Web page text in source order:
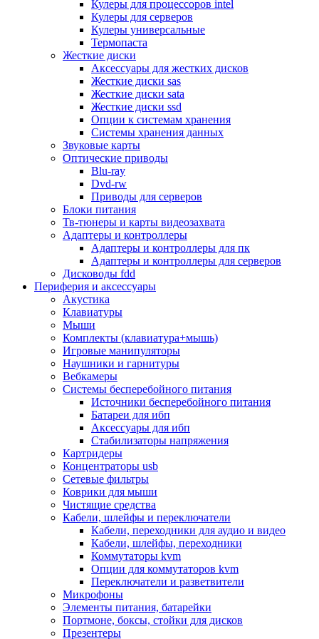
Микрофоны
Элементы питания, батарейки
Портмоне, боксы, стойки для дисков
Презентеры
Виртуальные очки
Аксессуары и опции для ноутбуков
Клавиатуры для ноутбуков
Сумки
Адаптеры и зарядные устройства
Подставки
Док станции, порт репликаторы
Батареи
Разное
Носители информации
Внешние жесткие диски
Карты памяти
Оптические носители
Blu-ray
Cd-r
Cd-rw
Dvd-r
Dvdrw
Серверы
Программное обеспечение
Операционные системы
Антивирусное по
Офисные приложения
Неттопы, тонкие клиенты, платформы nuc
Микрокомпьютеры
Опции для компьютеров
Бытовая техника
Кухонная техника
Блендеры, измельчители
Блинницы
Вакуумные упаковщики
Весы кухонные
Гриль
Дистилляторы
Йогуртницы
Кофеварки и кофемашины
Кофемолки
Кухонные комбайны
Ломтерезки
Микроволновые печи
Миксеры
Мини-печи
Мойки
Мультиварки
Кулеры для процессоров intel
Кулеры для серверов
Кулеры универсальные
Термопаста
Жесткие диски
Аксессуары для жестких дисков
Жесткие диски sas
Жесткие диски sata
Жесткие диски ssd
Опции к системам хранения
Системы хранения данных
Звуковые карты
Оптические приводы
Blu-ray
Dvd-rw
Приводы для серверов
Блоки питания
Тв-тюнеры и карты видеозахвата
Адаптеры и контроллеры
Адаптеры и контроллеры для пк
Адаптеры и контроллеры для серверов
Дисководы fdd
Периферия и аксессуары
Акустика
Клавиатуры
Мыши
Комплекты (клавиатура+мышь)
Игровые манипуляторы
Наушники и гарнитуры
Вебкамеры
Системы бесперебойного питания
Источники бесперебойного питания
Батареи для ибп
Аксессуары для ибп
Стабилизаторы напряжения
Картридеры
Концентраторы usb
Сетевые фильтры
Коврики для мыши
Чистящие средства
Кабели, шлейфы и переключатели
Кабели, переходники для аудио и видео
Кабели, шлейфы, переходники
Коммутаторы kvm
Опции для коммутаторов kvm
Переключатели и разветвители
Микрофоны
Элементы питания, батарейки
Портмоне, боксы, стойки для дисков
Презентеры